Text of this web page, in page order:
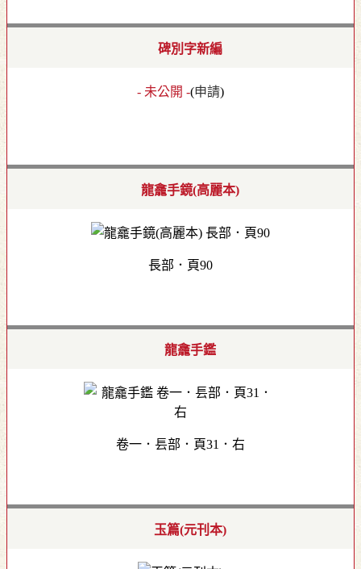
碑別字新編
- 未公開 -(申請)
龍龕手鏡(高麗本)
長部．頁90
龍龕手鑑
卷一．镸部．頁31．右
玉篇(元刊本)